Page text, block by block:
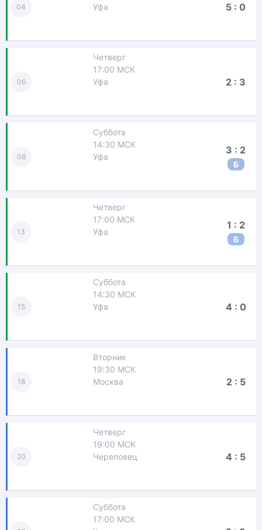
04
Уфа
5 : 0
06
Четверг
17:00 МСК
Уфа
2 : 3
08
Суббота
14:30 МСК
Уфа
3 : 2
Б
13
Четверг
17:00 МСК
Уфа
1 : 2
Б
15
Суббота
14:30 МСК
Уфа
4 : 0
18
Вторник
19:30 МСК
Москва
2 : 5
20
Четверг
19:00 МСК
Череповец
4 : 5
Суббота
17:00 МСК